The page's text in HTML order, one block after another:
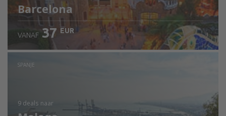
Barcelona
VANAF 37 EUR
SPANJE
9 deals naar